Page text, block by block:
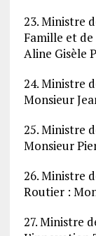
23. Ministre
Famille et
Aline Gisèle
24. Ministre
Monsieur
25. Ministre
Monsieur
26. Ministre
Routier :
27. Ministre